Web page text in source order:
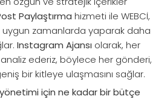
Paylaştırma hizmeti ile WEBCİ,
uygun zamanlarda yaparak daha
Instagram Ajansı olarak, her
analiz ederiz, böylece her gönderi,
bir kitleye ulaşmasını sağlar.
için ne kadar bir bütçe